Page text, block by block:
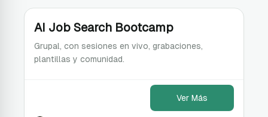
AI Job Search Bootcamp
Grupal, con sesiones en vivo, grabaciones,
plantillas y comunidad.
Ver Más